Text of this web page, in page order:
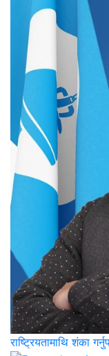
राष्ट्रियतामाथि शंका